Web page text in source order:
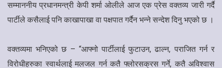
सम्माननीय प्रधानमन्त्री केपी शर्मा ओलीले आज एक प्रेस वक्तव्य जारी गर्दै
पार्टीले कसैलाई पनि काखापाखा वा पक्षपात गर्दैन भन्ने सन्देश दिनु भएको छ ।
वक्तव्यमा भनिएको छ – “आफ्नो पार्टीलाई फुटाउन, ढाल्न, पराजित गर्न र
विरोधीहरुका स्वार्थलाई मलजल गर्न कतै फ्लोरसक्रस गर्ने, कतै अविश्वास